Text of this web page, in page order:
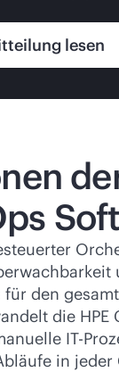
lesen
den
die HPE
IT-
in